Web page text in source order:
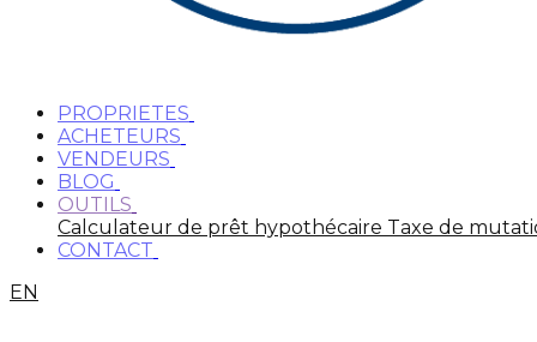
PROPRIETES
ACHETEURS
VENDEURS
BLOG
OUTILS
Calculateur de prêt hypothécaire Taxe de
CONTACT
EN